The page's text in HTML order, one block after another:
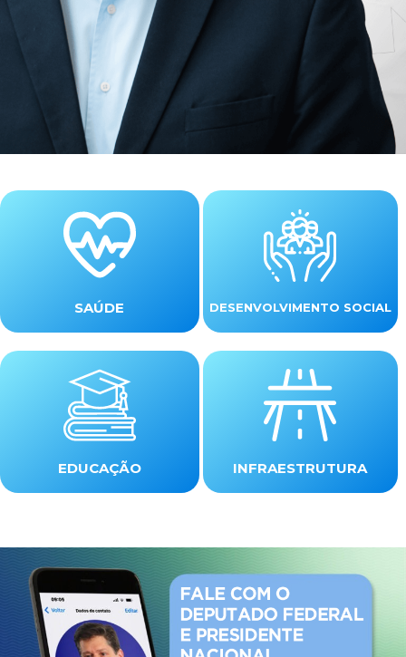
SAÚDE DESENVOLVIMENTO SOCIAL
EDUCAÇÃO INFRAESTRUTURA